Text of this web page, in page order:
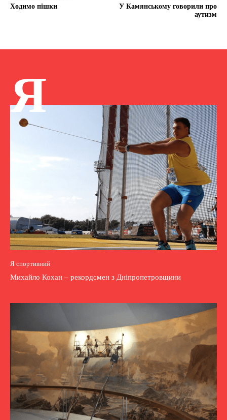
Ходимо пішки
У Камянському говорили про
аутизм
Я
Я спортивний
Михайло Кохан – рекордсмен з Дніпропетровщини